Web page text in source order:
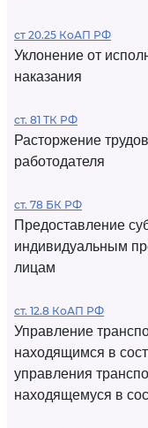
ст 20.25 КоАП РФ
Уклонение от
наказания
ст. 81 ТК РФ
Расторжение
работодателя
ст. 78 БК РФ
Предоставление
индивидуальным
лицам
ст. 12.8 КоАП РФ
Управление
находящимся в
управления
находящемуся в